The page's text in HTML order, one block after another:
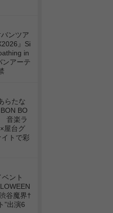
ンツア
』Si
in
ンアーテ
らたな
BO
音楽ラ
屋台グ
トで彩
ント
谷魔界†
”出演6